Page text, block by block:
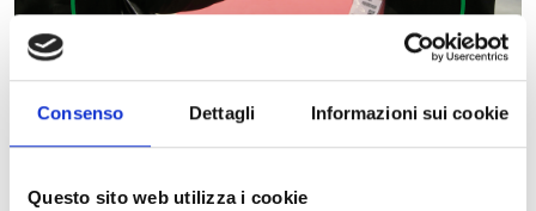
Consenso Dettagli Informazioni sui cookie
Questo sito web utilizza i cookie
2026, l’appuntamento di riferimento per l’innovazione e l’open
innovation che si tiene il3 e 4 novembre 2026ad Allianz MiCo